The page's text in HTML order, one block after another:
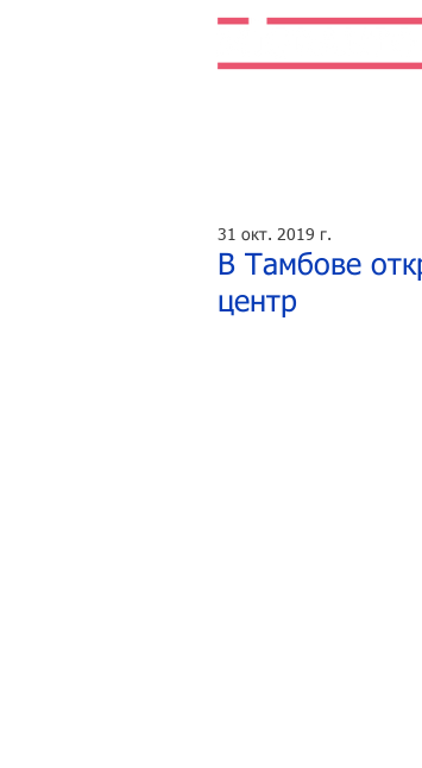
В Тамбове
центр
31 окт. 2019 г.